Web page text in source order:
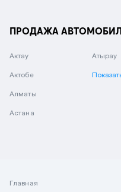
ПРОДАЖА
Актау
Актобе
Алматы
Астана
Атырау
Главная